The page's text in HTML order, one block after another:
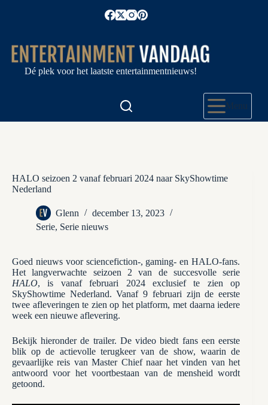
Dé plek voor het laatste entertainmentnieuws!
Menu
HALO seizoen 2 vanaf februari 2024 naar SkyShowtime
Nederland
Glenn
december 13, 2023
Serie, Serie nieuws
Goed nieuws voor sciencefiction-, gaming- en HALO-fans.
Het langverwachte seizoen 2 van de succesvolle serie
HALO, is vanaf februari 2024 exclusief te zien op
SkyShowtime Nederland. Vanaf 9 februari zijn de eerste
twee afleveringen te zien op het platform, met daarna iedere
week een nieuwe aflevering.
Bekijk hieronder de trailer. De video biedt fans een eerste
blik op de actievolle terugkeer van de show, waarin de
gevaarlijke reis van Master Chief naar het vinden van het
antwoord voor het voortbestaan ​​van de mensheid wordt
getoond.